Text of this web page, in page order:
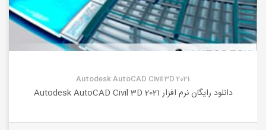
Autodesk AutoCAD Civil 3D 2021
دانلود رایگان نرم افزار Autodesk AutoCAD Civil 3D 2021